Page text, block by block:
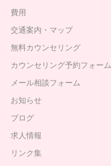
費用
交通案内・マップ
無料カウンセリング
カウンセリング予約フォーム
メール相談フォーム
お知らせ
ブログ
求人情報
リンク集